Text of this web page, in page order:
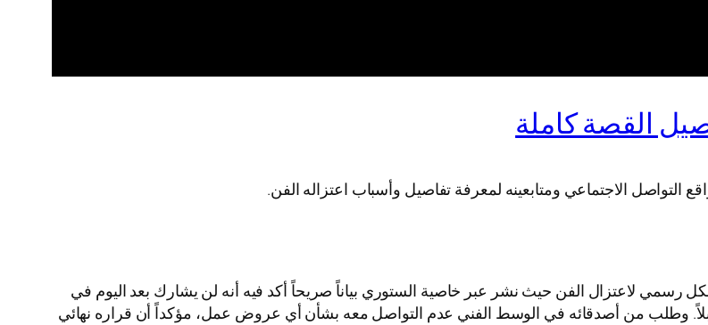
القصة كاملة
التواصل الاجتماعي ومتابعينه لمعرفة تفاصيل وأسباب اعتزاله الفن.
رسمي لاعتزال الفن حيث نشر عبر خاصية الستوري بياناً صريحاً أكد فيه أنه لن يشارك بعد اليوم في
وطلب من أصدقائه في الوسط الفني عدم التواصل معه بشأن أي عروض عمل، مؤكداً أن قراره نهائي